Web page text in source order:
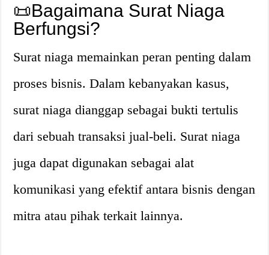
📜Bagaimana Surat Niaga
Berfungsi?
Surat niaga memainkan peran penting dalam
proses bisnis. Dalam kebanyakan kasus,
surat niaga dianggap sebagai bukti tertulis
dari sebuah transaksi jual-beli. Surat niaga
juga dapat digunakan sebagai alat
komunikasi yang efektif antara bisnis dengan
mitra atau pihak terkait lainnya.